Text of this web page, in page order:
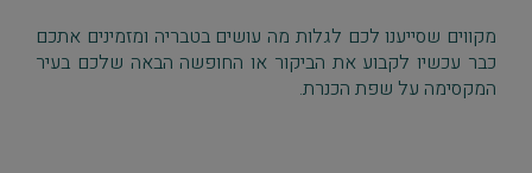
מקווים שסייענו לכם לגלות מה עושים בטבריה ומזמינים אתכם
כבר עכשיו לקבוע את הביקור או החופשה הבאה שלכם בעיר
המקסימה על שפת הכנרת.